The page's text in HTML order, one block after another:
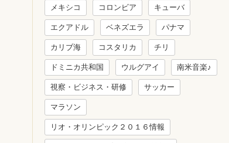
メキシコ コロンビア キューバ
エクアドル ベネズエラ パナマ
カリブ海 コスタリカ チリ
ドミニカ共和国 ウルグアイ 南米音楽♪
視察・ビジネス・研修 サッカー
マラソン
リオ・オリンピック２０１６情報